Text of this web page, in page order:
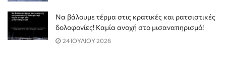
Να βάλουμε τέρμα στις κρατικές και ρατσιστικές
δολοφονίες! Καμία ανοχή στο μισαναπηρισμό!
24 ΙΟΥΛΙΟΥ 2026